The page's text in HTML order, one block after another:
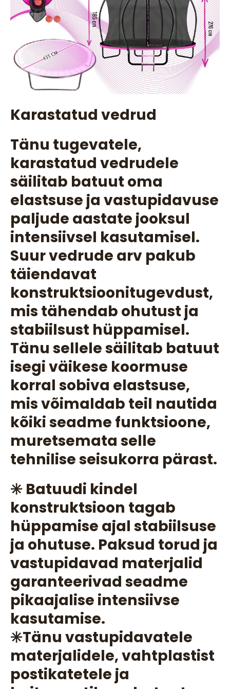
Karastatud vedrud
Tänu tugevatele,
karastatud vedrudele
säilitab batuut oma
elastsuse ja vastupidavuse
paljude aastate jooksul
intensiivsel kasutamisel.
Suur vedrude arv pakub
täiendavat
konstruktsioonitugevdust,
mis tähendab ohutust ja
stabiilsust hüppamisel.
Tänu sellele säilitab batuut
isegi väikese koormuse
korral sobiva elastsuse,
mis võimaldab teil nautida
kõiki seadme funktsioone,
muretsemata selle
tehnilise seisukorra pärast.
✳️ Batuudi kindel
konstruktsioon tagab
hüppamise ajal stabiilsuse
ja ohutuse. Paksud torud ja
vastupidavad materjalid
garanteerivad seadme
pikaajalise intensiivse
kasutamise.
✳️Tänu vastupidavatele
materjalidele, vahtplastist
postikatetele ja